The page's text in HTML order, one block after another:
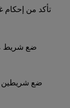
تأكد من إحكام
ضع شريط
ضع شريطين